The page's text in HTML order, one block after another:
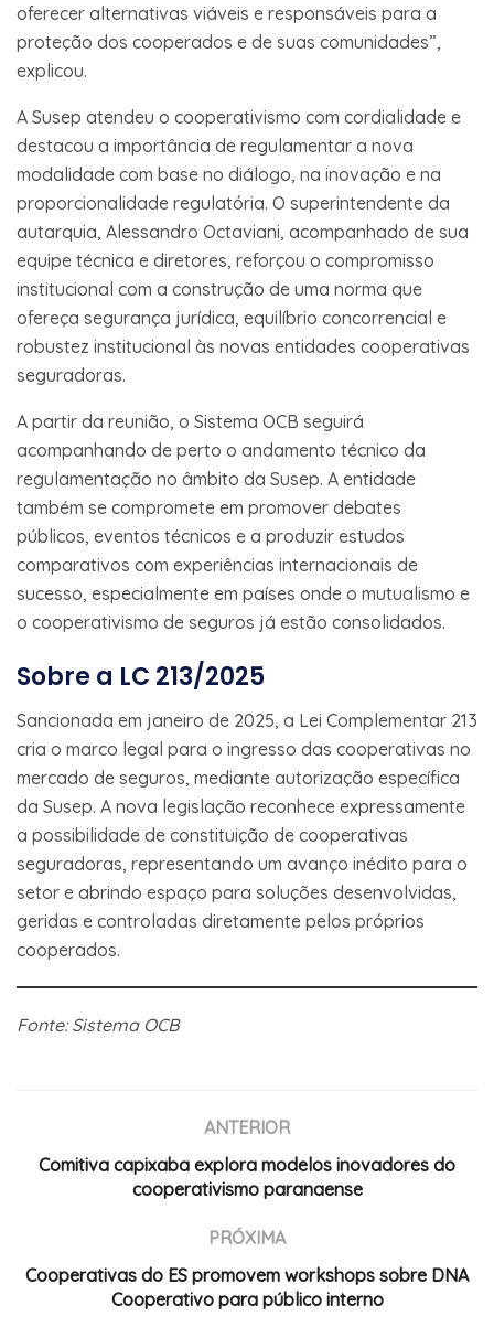
oferecer alternativas viáveis e responsáveis para a
proteção dos cooperados e de suas comunidades”,
explicou.
A Susep atendeu o cooperativismo com cordialidade e
destacou a importância de regulamentar a nova
modalidade com base no diálogo, na inovação e na
proporcionalidade regulatória. O superintendente da
autarquia, Alessandro Octaviani, acompanhado de sua
equipe técnica e diretores, reforçou o compromisso
institucional com a construção de uma norma que
ofereça segurança jurídica, equilíbrio concorrencial e
robustez institucional às novas entidades cooperativas
seguradoras.
A partir da reunião, o Sistema OCB seguirá
acompanhando de perto o andamento técnico da
regulamentação no âmbito da Susep. A entidade
também se compromete em promover debates
públicos, eventos técnicos e a produzir estudos
comparativos com experiências internacionais de
sucesso, especialmente em países onde o mutualismo e
o cooperativismo de seguros já estão consolidados.
Sobre a LC 213/2025
Sancionada em janeiro de 2025, a Lei Complementar 213
cria o marco legal para o ingresso das cooperativas no
mercado de seguros, mediante autorização específica
da Susep. A nova legislação reconhece expressamente
a possibilidade de constituição de cooperativas
seguradoras, representando um avanço inédito para o
setor e abrindo espaço para soluções desenvolvidas,
geridas e controladas diretamente pelos próprios
cooperados.
Fonte: Sistema OCB
ANTERIOR
Comitiva capixaba explora modelos inovadores do
cooperativismo paranaense
PRÓXIMA
Cooperativas do ES promovem workshops sobre DNA
Cooperativo para público interno